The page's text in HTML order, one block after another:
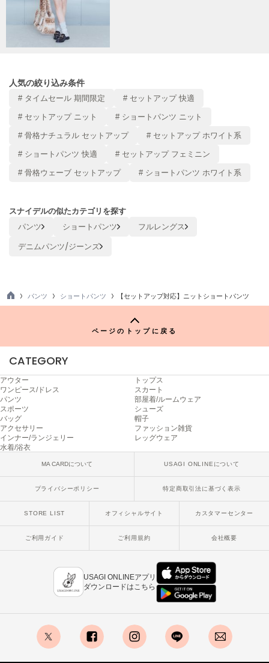
NOWNS
ナウンス
ヌル
On
Onitsuka Tiger
ORGUE
フィリーチョコレート
poláura
ポローラ
PUMA
プーマ
リーボック
サンリオハウス
SESAME STREET MARKET
セサミストリートマーケット
人気の絞り込み条件
# タイムセール 期間限定 # セットアップ 快適
# セットアップ ニット # ショートパンツ ニット
# 骨格ナチュラル セットアップ # セットアップ ホワイト系
# ショートパンツ 快適 # セットアップ フェミニン
# 骨格ウェーブ セットアップ # ショートパンツ ホワイト系
スナイデルの似たカテゴリを探す
パンツ ショートパンツ
フルレングス
デニムパンツ/ジーンズ
TO
パンツ ショートパンツ 【セットアップ対応】ニットショートパンツ
ページのトップに戻る
CATEGORY
アウター
トップス
ワンピース/ドレス
スカート
パンツ
部屋着/ルームウェア
スポーツ
シューズ
バッグ
帽子
アクセサリー
ファッション雑貨
インナー/ランジェリー
レッグウェア
水着/浴衣
MA CARDについて USAGI ONLINEについて
プライバシーポリシー 特定商取引法に基づく表示
STORE LIST オフィシャルサイト カスタマーセンター
ご利用ガイド ご利用規約 会社概要
USAGI ONLINEアプリ
ダウンロードはこちら